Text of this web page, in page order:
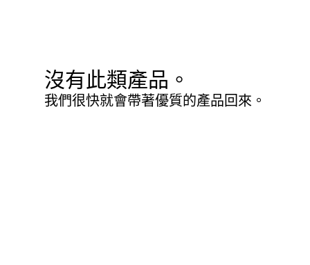
沒有此類產品。
我們很快就會帶著優質的產品回來。